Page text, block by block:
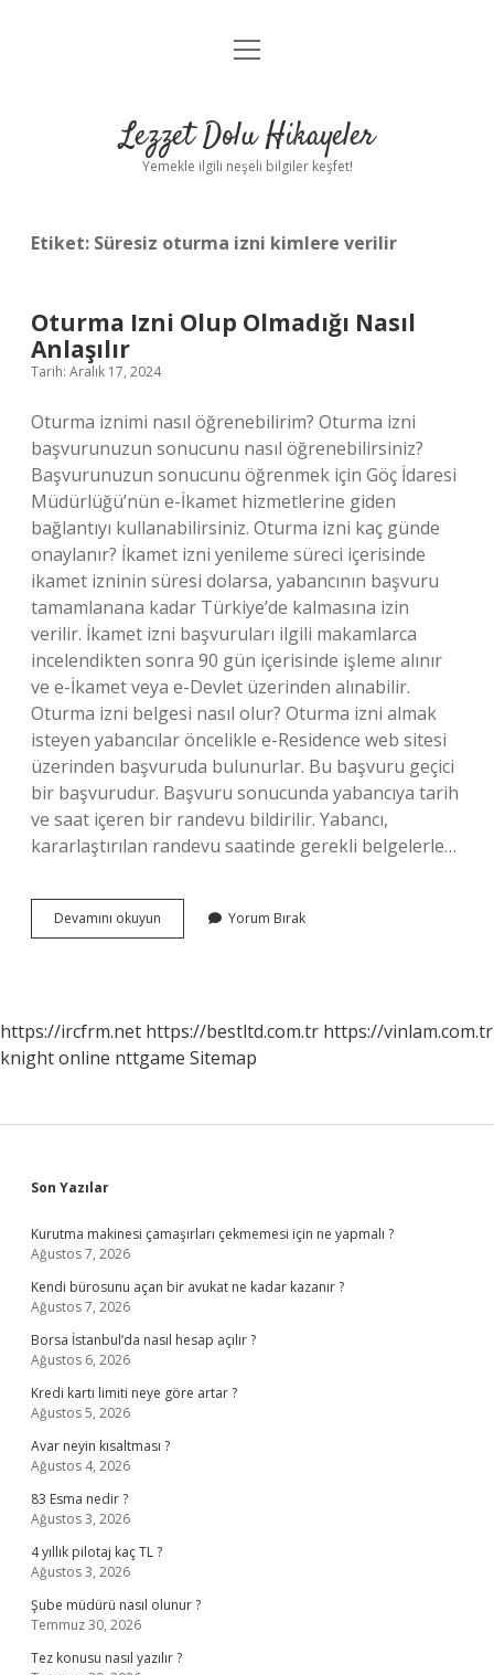
Anasayfa
Yasal Uyarı
menüyü
Lezzet Dolu Hikayeler
Yemekle ilgili neşeli bilgiler keşfet!
Etiket: Süresiz oturma izni kimlere verilir
Oturma Izni Olup Olmadığı Nasıl
Anlaşılır
Tarih: Aralık 17, 2024
Oturma iznimi nasıl öğrenebilirim? Oturma izni
başvurunuzun sonucunu nasıl öğrenebilirsiniz?
Başvurunuzun sonucunu öğrenmek için Göç İdaresi
Müdürlüğü’nün e-İkamet hizmetlerine giden
bağlantıyı kullanabilirsiniz. Oturma izni kaç günde
onaylanır? İkamet izni yenileme süreci içerisinde
ikamet izninin süresi dolarsa, yabancının başvuru
tamamlanana kadar Türkiye’de kalmasına izin
verilir. İkamet izni başvuruları ilgili makamlarca
incelendikten sonra 90 gün içerisinde işleme alınır
ve e-İkamet veya e-Devlet üzerinden alınabilir.
Oturma izni belgesi nasıl olur? Oturma izni almak
isteyen yabancılar öncelikle e-Residence web sitesi
üzerinden başvuruda bulunurlar. Bu başvuru geçici
bir başvurudur. Başvuru sonucunda yabancıya tarih
ve saat içeren bir randevu bildirilir. Yabancı,
kararlaştırılan randevu saatinde gerekli belgelerle…
Devamını okuyun
Izni
Yorum Bırak
https://ircfrm.net https://bestltd.com.tr https://vinlam.com.tr
knight online nttgame Sitemap
Sidebar
Son Yazılar
Kurutma makinesi çamaşırları çekmemesi için ne yapmalı ?
Ağustos 7, 2026
Kendi bürosunu açan bir avukat ne kadar kazanır ?
Ağustos 7, 2026
Borsa İstanbul’da nasıl hesap açılır ?
Ağustos 6, 2026
Kredi kartı limiti neye göre artar ?
Ağustos 5, 2026
Avar neyin kısaltması ?
Ağustos 4, 2026
83 Esma nedir ?
Ağustos 3, 2026
4 yıllık pilotaj kaç TL ?
Ağustos 3, 2026
Şube müdürü nasıl olunur ?
Temmuz 30, 2026
Tez konusu nasıl yazılır ?